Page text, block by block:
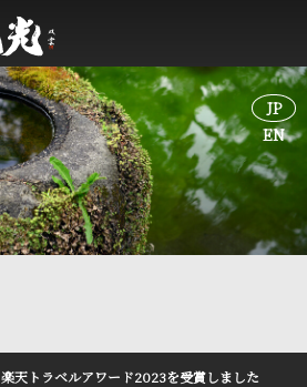
JP
EN
JP
EN
楽天トラベルアワード2023を受賞しました